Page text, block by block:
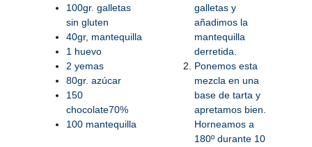
100gr. galletas
sin gluten
40gr, mantequilla
1 huevo
2 yemas
80gr. azúcar
150
chocolate70%
100 mantequilla
galletas y
añadimos la
mantequilla
derretida.
Ponemos esta
mezcla en una
base de tarta y
apretamos bien.
Horneamos a
180º durante 10